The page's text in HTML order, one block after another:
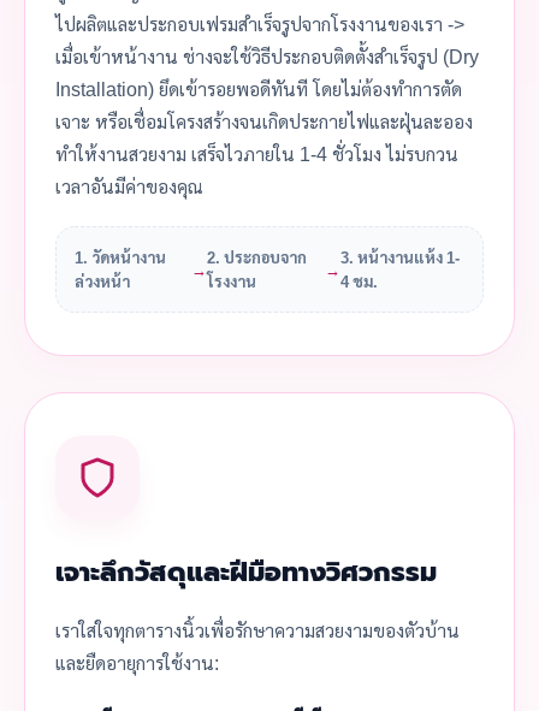
ไปผลิตและประกอบเฟรมสำเร็จรูปจากโรงงานของเรา ->
เมื่อเข้าหน้างาน ช่างจะใช้วิธีประกอบติดตั้งสำเร็จรูป (Dry
Installation) ยึดเข้ารอยพอดีทันที โดยไม่ต้องทำการตัด
เจาะ หรือเชื่อมโครงสร้างจนเกิดประกายไฟและฝุ่นละออง
ทำให้งานสวยงาม เสร็จไวภายใน 1-4 ชั่วโมง ไม่รบกวน
เวลาอันมีค่าของคุณ
1. วัดหน้างาน
ล่วงหน้า
→
2. ประกอบจาก
โรงงาน
→
3. หน้างานแห้ง 1-
4 ชม.
เจาะลึกวัสดุและฝีมือทางวิศวกรรม
เราใส่ใจทุกตารางนิ้วเพื่อรักษาความสวยงามของตัวบ้าน
และยืดอายุการใช้งาน: